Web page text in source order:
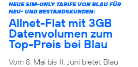
NEUE SIM-ONLY TARIFE VON BLAU FÜR
NEU- UND BESTANDSKUNDEN:
Allnet-Flat mit 3GB
Datenvolumen zum
Top-Preis bei Blau
Vom 8. Mai bis 11. Juni bietet Blau